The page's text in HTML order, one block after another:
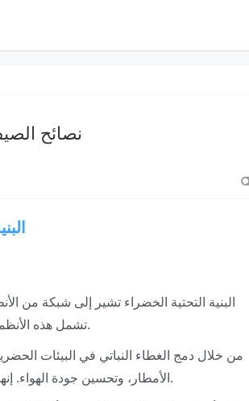
نصائح
البنية التحتية الخضراء تشير إلى شبكة من
تشمل هذه الأنظمة الأسطح الخضراء، والحدائق العامة، وحدائق الأمطار، والأرصفة القابلة للاختراق.
من خلال دمج الغطاء النباتي في البيئات
الأمطار، وتحسين جودة الهواء. إنها تحاكي العمليات الطبيعية لمساعدة المدن على الازدهار في ظل تحديات التحضر.